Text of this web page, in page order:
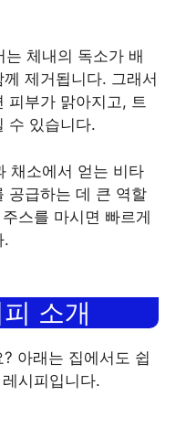
체내의 독소가 배
제거됩니다. 그래서
피부가 맑아지고, 트
수 있습니다.
채소에서 얻는 비타
공급하는 데 큰 역할
스를 마시면 빠르게
.
소개
아래는 집에서도 쉽
시피입니다.